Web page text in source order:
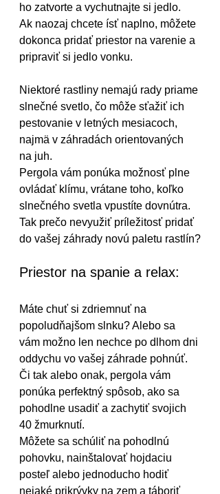
ho zatvorte a vychutnajte si jedlo.
Ak naozaj chcete ísť naplno, môžete
dokonca pridať priestor na varenie a
pripraviť si jedlo vonku.
Niektoré rastliny nemajú rady priame
slnečné svetlo, čo môže sťažiť ich
pestovanie v letných mesiacoch,
najmä v záhradách orientovaných
na juh.
Pergola vám ponúka možnosť plne
ovládať klímu, vrátane toho, koľko
slnečného svetla vpustíte dovnútra.
Tak prečo nevyužiť príležitosť pridať
do vašej záhrady novú paletu rastlín?
Priestor na spanie a relax:
Máte chuť si zdriemnuť na
popoludňajšom slnku? Alebo sa
vám možno len nechce po dlhom dni
oddychu vo vašej záhrade pohnúť.
Či tak alebo onak, pergola vám
ponúka perfektný spôsob, ako sa
pohodlne usadiť a zachytiť svojich
40 žmurknutí.
Môžete sa schúliť na pohodlnú
pohovku, nainštalovať hojdaciu
posteľ alebo jednoducho hodiť
nejaké prikrývky na zem a táboriť